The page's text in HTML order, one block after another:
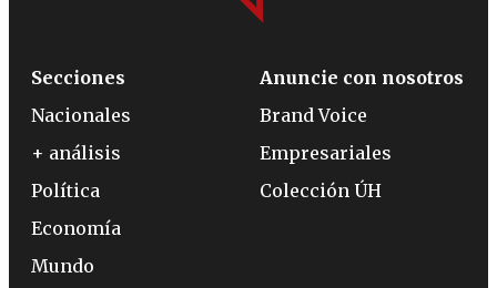
Secciones
Nacionales
+ análisis
Política
Economía
Mundo
Anuncie con nosotros
Brand Voice
Empresariales
Colección ÚH